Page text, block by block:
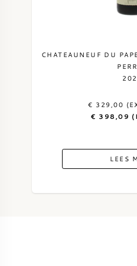
CHATEAUNEUF DU
€ 329,00
€ 398,09
LEES